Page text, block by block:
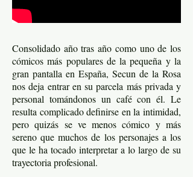
Consolidado año tras año como uno de los
cómicos más populares de la pequeña y la
gran pantalla en España, Secun de la Rosa
nos deja entrar en su parcela más privada y
personal tomándonos un café con él. Le
resulta complicado definirse en la intimidad,
pero quizás se ve menos cómico y más
sereno que muchos de los personajes a los
que le ha tocado interpretar a lo largo de su
trayectoria profesional.